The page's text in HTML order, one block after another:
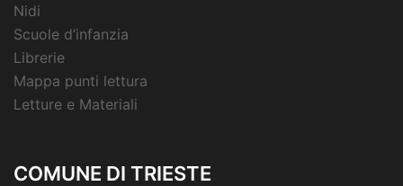
Nidi
Scuole d’infanzia
Librerie
Mappa punti lettura
Letture e Materiali
COMUNE DI TRIESTE